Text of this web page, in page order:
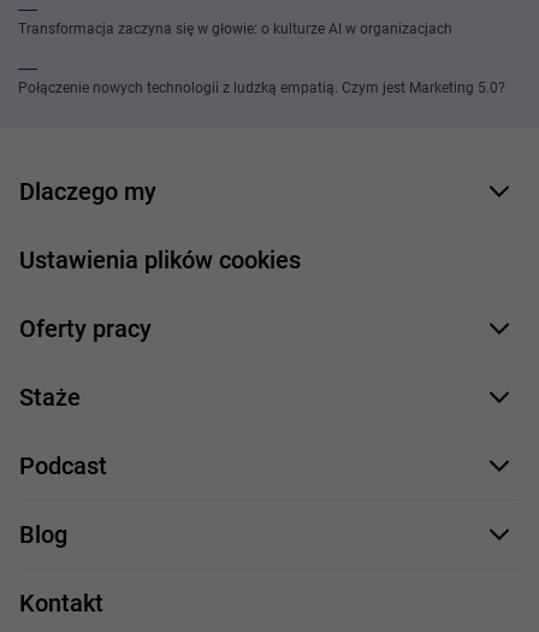
Transformacja zaczyna się w głowie: o kulturze AI w organizacjach
Połączenie nowych technologii z ludzką empatią. Czym jest Marketing 5.0?
Dlaczego my
Nasi pracownicy
Nasze projekty
Profile zawodowe
Ustawienia plików cookies
Oferty pracy
Formularz aplikacyjny
.NET
C++
Staże
Staże IT
Podcast
Comarch Careers
Blog
Praca w IT
Kontakt